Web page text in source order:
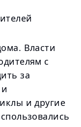
Власти
с
за
и другие